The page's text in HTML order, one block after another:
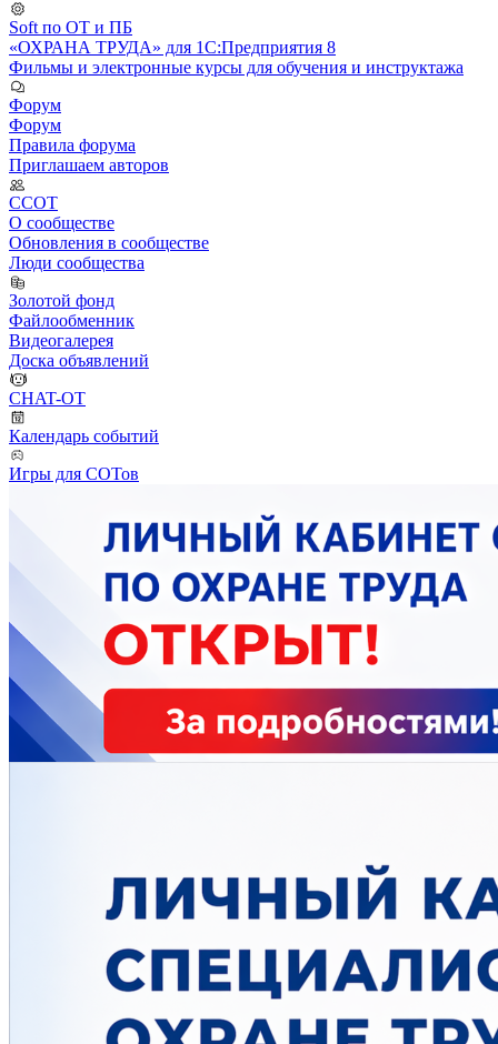
Soft по ОТ и ПБ
«ОХРАНА ТРУДА» для 1С:Предприятия 8
Фильмы и электронные курсы для обучения и инструктажа
Форум
Форум
Правила форума
Приглашаем авторов
ССОТ
О сообществе
Обновления в сообществе
Люди сообщества
Золотой фонд
Файлообменник
Видеогалерея
Доска объявлений
CHAT-OT
Календарь событий
Игры для СОТов